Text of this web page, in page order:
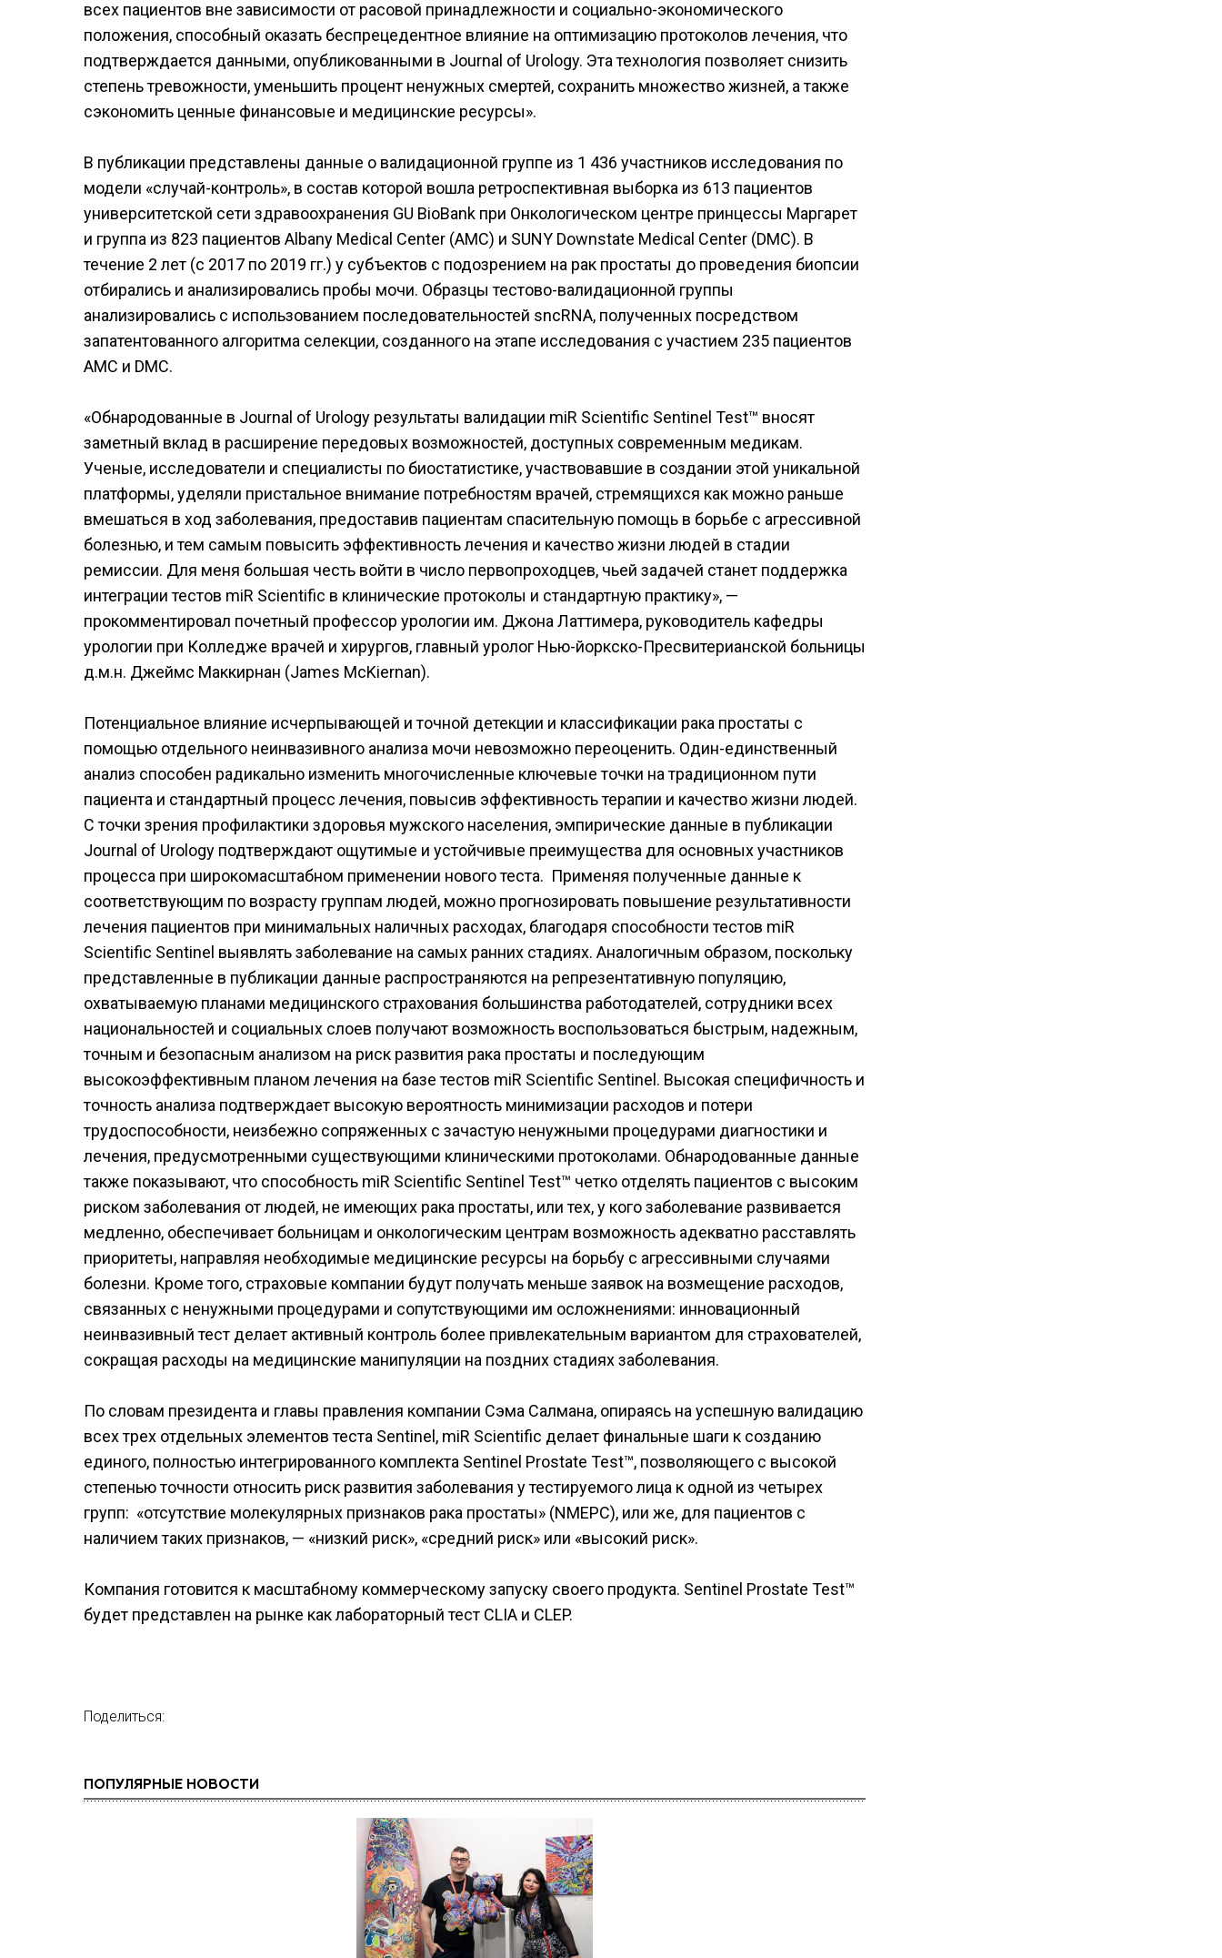
всех пациентов вне зависимости от расовой принадлежности и социально-экономического
положения, способный оказать беспрецедентное влияние на оптимизацию протоколов лечения, что
подтверждается данными, опубликованными в Journal of Urology. Эта технология позволяет снизить
степень тревожности, уменьшить процент ненужных смертей, сохранить множество жизней, а также
сэкономить ценные финансовые и медицинские ресурсы».
В публикации представлены данные о валидационной группе из 1 436 участников исследования по
модели «случай-контроль», в состав которой вошла ретроспективная выборка из 613 пациентов
университетской сети здравоохранения GU BioBank при Онкологическом центре принцессы Маргарет
и группа из 823 пациентов Albany Medical Center (AMC) и SUNY Downstate Medical Center (DMC). В
течение 2 лет (с 2017 по 2019 гг.) у субъектов с подозрением на рак простаты до проведения биопсии
отбирались и анализировались пробы мочи. Образцы тестово-валидационной группы
анализировались с использованием последовательностей sncRNA, полученных посредством
запатентованного алгоритма селекции, созданного на этапе исследования с участием 235 пациентов
АМС и DMC.
«Обнародованные в Journal of Urology результаты валидации miR Scientific Sentinel Test™ вносят
заметный вклад в расширение передовых возможностей, доступных современным медикам.
Ученые, исследователи и специалисты по биостатистике, участвовавшие в создании этой уникальной
платформы, уделяли пристальное внимание потребностям врачей, стремящихся как можно раньше
вмешаться в ход заболевания, предоставив пациентам спасительную помощь в борьбе с агрессивной
болезнью, и тем самым повысить эффективность лечения и качество жизни людей в стадии
ремиссии. Для меня большая честь войти в число первопроходцев, чьей задачей станет поддержка
интеграции тестов miR Scientific в клинические протоколы и стандартную практику», —
прокомментировал почетный профессор урологии им. Джона Латтимера, руководитель кафедры
урологии при Колледже врачей и хирургов, главный уролог Нью-йоркско-Пресвитерианской больницы
д.м.н. Джеймс Маккирнан (James McKiernan).
Потенциальное влияние исчерпывающей и точной детекции и классификации рака простаты с
помощью отдельного неинвазивного анализа мочи невозможно переоценить. Один-единственный
анализ способен радикально изменить многочисленные ключевые точки на традиционном пути
пациента и стандартный процесс лечения, повысив эффективность терапии и качество жизни людей.
С точки зрения профилактики здоровья мужского населения, эмпирические данные в публикации
Journal of Urology подтверждают ощутимые и устойчивые преимущества для основных участников
процесса при широкомасштабном применении нового теста. Применяя полученные данные к
соответствующим по возрасту группам людей, можно прогнозировать повышение результативности
лечения пациентов при минимальных наличных расходах, благодаря способности тестов miR
Scientific Sentinel выявлять заболевание на самых ранних стадиях. Аналогичным образом, поскольку
представленные в публикации данные распространяются на репрезентативную популяцию,
охватываемую планами медицинского страхования большинства работодателей, сотрудники всех
национальностей и социальных слоев получают возможность воспользоваться быстрым, надежным,
точным и безопасным анализом на риск развития рака простаты и последующим
высокоэффективным планом лечения на базе тестов miR Scientific Sentinel. Высокая специфичность и
точность анализа подтверждает высокую вероятность минимизации расходов и потери
трудоспособности, неизбежно сопряженных с зачастую ненужными процедурами диагностики и
лечения, предусмотренными существующими клиническими протоколами. Обнародованные данные
также показывают, что способность miR Scientific Sentinel Test™ четко отделять пациентов с высоким
риском заболевания от людей, не имеющих рака простаты, или тех, у кого заболевание развивается
медленно, обеспечивает больницам и онкологическим центрам возможность адекватно расставлять
приоритеты, направляя необходимые медицинские ресурсы на борьбу с агрессивными случаями
болезни. Кроме того, страховые компании будут получать меньше заявок на возмещение расходов,
связанных с ненужными процедурами и сопутствующими им осложнениями: инновационный
неинвазивный тест делает активный контроль более привлекательным вариантом для страхователей,
сокращая расходы на медицинские манипуляции на поздних стадиях заболевания.
По словам президента и главы правления компании Сэма Салмана, опираясь на успешную валидацию
всех трех отдельных элементов теста Sentinel, miR Scientific делает финальные шаги к созданию
единого, полностью интегрированного комплекта Sentinel Prostate Test™, позволяющего с высокой
степенью точности относить риск развития заболевания у тестируемого лица к одной из четырех
групп: «отсутствие молекулярных признаков рака простаты» (NMEPC), или же, для пациентов с
наличием таких признаков, — «низкий риск», «средний риск» или «высокий риск».
Компания готовится к масштабному коммерческому запуску своего продукта. Sentinel Prostate Test™
будет представлен на рынке как лабораторный тест CLIA и CLEP.
Поделиться:
ПОПУЛЯРНЫЕ НОВОСТИ